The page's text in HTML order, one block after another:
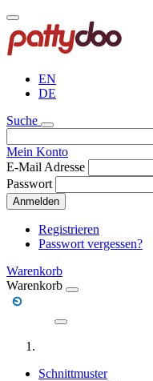
Direkt
zum
Inhalt
EN
DE
Suche
Mein Konto
E-Mail Adresse
Passwort
Anmelden
Registrieren
Passwort vergessen?
Warenkorb
Warenkorb
Schnittmuster